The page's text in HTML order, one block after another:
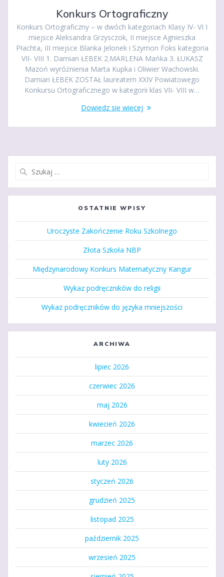
Konkurs Ortograficzny
Konkurs Ortograficzny – w dwóch kategoriach Klasy IV- VI I
miejsce Aleksandra Grzysczok, II miejsce Agnieszka
Płachta, III miejsce Blanka Jelonek i Szymon Foks kategoria
VII- VIII 1. Damian ŁEBEK 2.MARLENA Mańka 3. ŁUKASZ
Mazoń wyróżnienia Marta Kupka i Oliwier Wachowski.
Damian ŁEBEK ZOSTAŁ laureatem XXIV Powiatowego
Konkursu Ortograficznego w kategorii klas VII- VIII w…
Dowiedz się więcej
OSTATNIE WPISY
Uroczyste Zakończenie Roku Szkolnego
Złota Szkoła NBP
Międzynarodowy Konkurs Matematyczny Kangur
Wykaz podręczników do religii
Wykaz podręczników do języka mniejszości
ARCHIWA
lipiec 2026
czerwiec 2026
maj 2026
kwiecień 2026
marzec 2026
luty 2026
styczeń 2026
grudzień 2025
listopad 2025
październik 2025
wrzesień 2025